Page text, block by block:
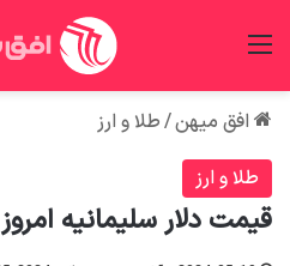
افق میهن/طلا و ارز
طلا و ارز
قیمت دلار سلیمانیه امروز 30 اردیبهشت 1403